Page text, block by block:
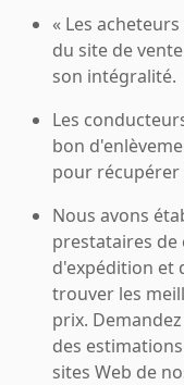
« Les
du site de
son intégralité.
Les
bon
pour récupérer
Nous avons
prestataires de
d'expédition et
trouver les
prix.
des
sites Web de